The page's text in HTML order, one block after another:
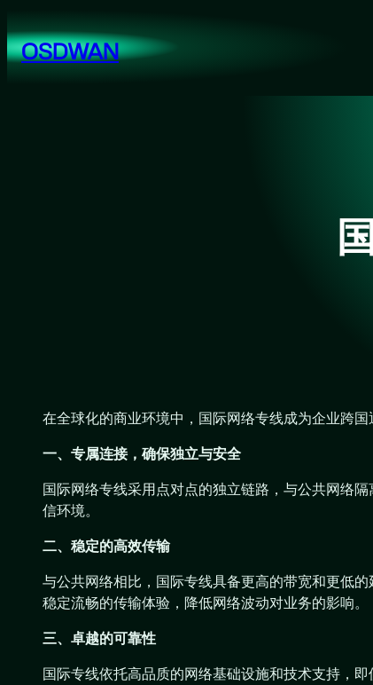
至
内OSDWAN
在全球化的商业环境中，国际网络专线成为企业跨
一、专属连接，确保独立与安全
国际网络专线采用点对点的独立链路，与公共网络
信环境。
二、稳定的高效传输
与公共网络相比，国际专线具备更高的带宽和更低
稳定流畅的传输体验，降低网络波动对业务的影响。
三、卓越的可靠性
国际专线依托高品质的网络基础设施和技术支持，